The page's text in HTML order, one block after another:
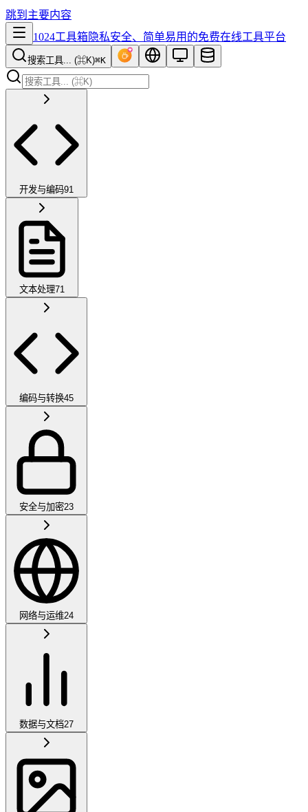
跳到主要内容
1024工具箱隐私安全、简单易用的免费在线工具平台
搜索工具... (⌘K)⌘K
开发与编码91
文本处理71
编码与转换45
安全与加密23
网络与运维24
数据与文档27